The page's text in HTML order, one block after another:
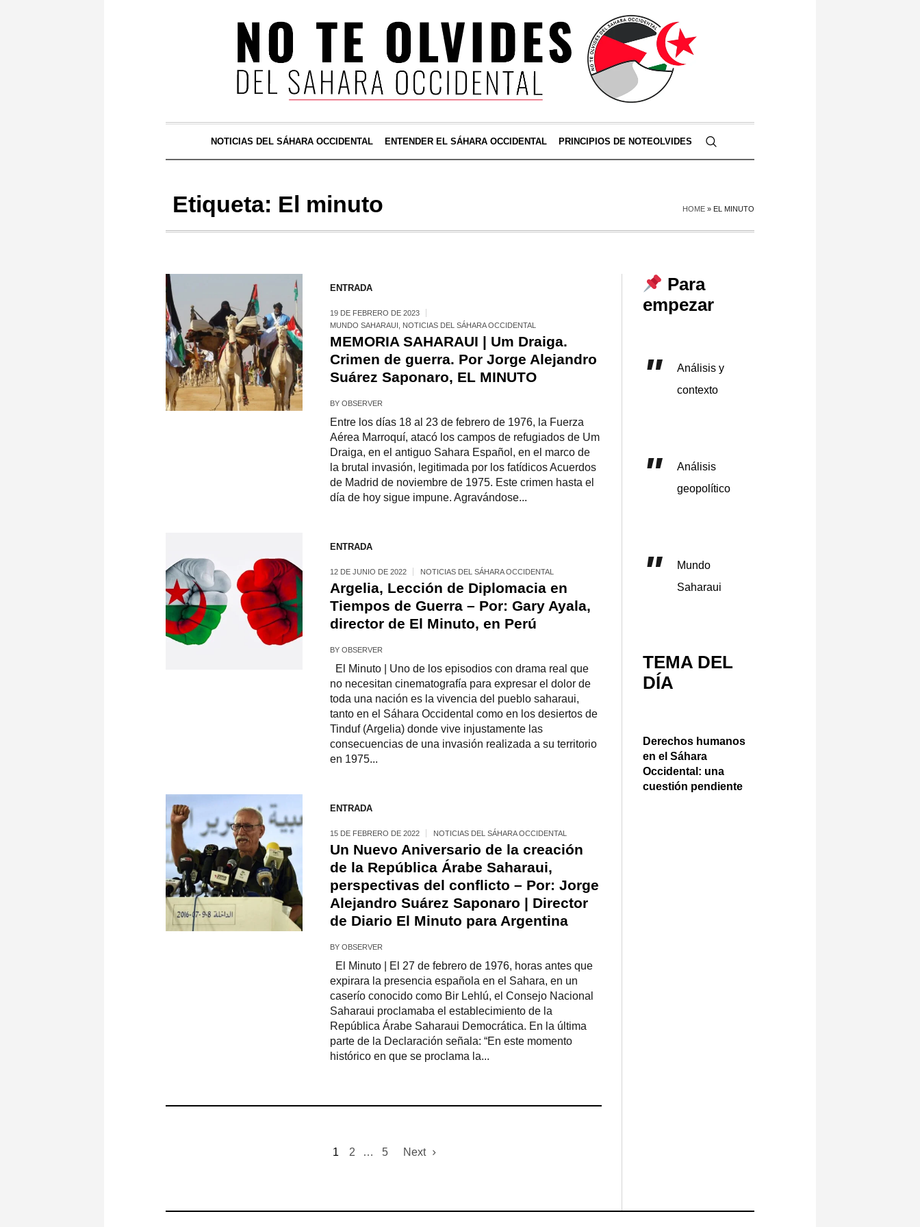
NOTICIAS DEL SÁHARA OCCIDENTAL ENTENDER EL SÁHARA OCCIDENTAL PRINCIPIOS DE NOTEOLVIDES
Etiqueta: El minuto HOME » EL MINUTO
ENTRADA
19 DE FEBRERO DE 2023
MUNDO SAHARAUI
NOTICIAS DEL SÁHARA OCCIDENTAL
MEMORIA SAHARAUI | Um Draiga.
Crimen de guerra. Por Jorge Alejandro
Suárez Saponaro, EL MINUTO
BY OBSERVER
Entre los días 18 al 23 de febrero de 1976, la Fuerza
Aérea Marroquí, atacó los campos de refugiados de Um
Draiga, en el antiguo Sahara Español, en el marco de
la brutal invasión, legitimada por los fatídicos Acuerdos
de Madrid de noviembre de 1975. Este crimen hasta el
día de hoy sigue impune. Agravándose...
ENTRADA
12 DE JUNIO DE 2022 NOTICIAS DEL SÁHARA OCCIDENTAL
Argelia, Lección de Diplomacia en
Tiempos de Guerra – Por: Gary Ayala,
director de El Minuto, en Perú
BY OBSERVER
El Minuto | Uno de los episodios con drama real que
no necesitan cinematografía para expresar el dolor de
toda una nación es la vivencia del pueblo saharaui,
tanto en el Sáhara Occidental como en los desiertos de
Tinduf (Argelia) donde vive injustamente las
consecuencias de una invasión realizada a su territorio
en 1975...
ENTRADA
15 DE FEBRERO DE 2022 NOTICIAS DEL SÁHARA OCCIDENTAL
Un Nuevo Aniversario de la creación
de la República Árabe Saharaui,
perspectivas del conflicto – Por: Jorge
Alejandro Suárez Saponaro | Director
de Diario El Minuto para Argentina
BY OBSERVER
El Minuto | El 27 de febrero de 1976, horas antes que
expirara la presencia española en el Sahara, en un
caserío conocido como Bir Lehlú, el Consejo Nacional
Saharaui proclamaba el establecimiento de la
República Árabe Saharaui Democrática. En la última
parte de la Declaración señala: “En este momento
histórico en que se proclama la...
1 2 … 5 Next
Para
empezar
Análisis y
contexto
Análisis
geopolítico
Mundo
Saharaui
TEMA DEL
DÍA
Derechos humanos
en el Sáhara
Occidental: una
cuestión pendiente